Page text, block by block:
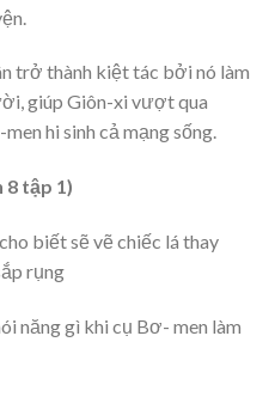
trở thành kiệt tác bởi nó làm
giúp Giôn-xi vượt qua
hi sinh cả mạng sống.
8 tập 1)
biết sẽ vẽ chiếc lá thay
rụng
năng gì khi cụ Bơ- men làm